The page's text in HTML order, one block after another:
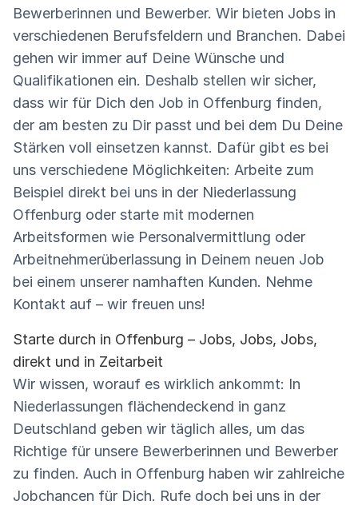
Bewerberinnen und Bewerber. Wir bieten Jobs in
verschiedenen Berufsfeldern und Branchen. Dabei
gehen wir immer auf Deine Wünsche und
Qualifikationen ein. Deshalb stellen wir sicher,
dass wir für Dich den Job in Offenburg finden,
der am besten zu Dir passt und bei dem Du Deine
Stärken voll einsetzen kannst. Dafür gibt es bei
uns verschiedene Möglichkeiten: Arbeite zum
Beispiel direkt bei uns in der Niederlassung
Offenburg oder starte mit modernen
Arbeitsformen wie Personalvermittlung oder
Arbeitnehmerüberlassung in Deinem neuen Job
bei einem unserer namhaften Kunden. Nehme
Kontakt auf – wir freuen uns!
Starte durch in Offenburg – Jobs, Jobs, Jobs,
direkt und in Zeitarbeit
Wir wissen, worauf es wirklich ankommt: In
Niederlassungen flächendeckend in ganz
Deutschland geben wir täglich alles, um das
Richtige für unsere Bewerberinnen und Bewerber
zu finden. Auch in Offenburg haben wir zahlreiche
Jobchancen für Dich. Rufe doch bei uns in der